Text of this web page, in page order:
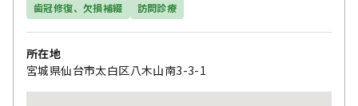
歯冠修復、欠損補綴
訪問診療
所在地
宮城県仙台市太白区八木山南3-3-1